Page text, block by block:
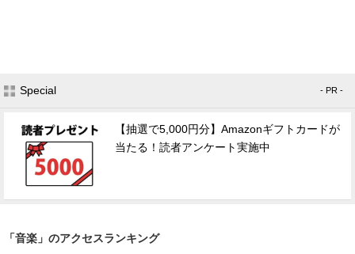
Special - PR -
【抽選で5,000円分】Amazonギフトカードが
当たる！読者アンケート実施中
「音楽」のアクセスランキング